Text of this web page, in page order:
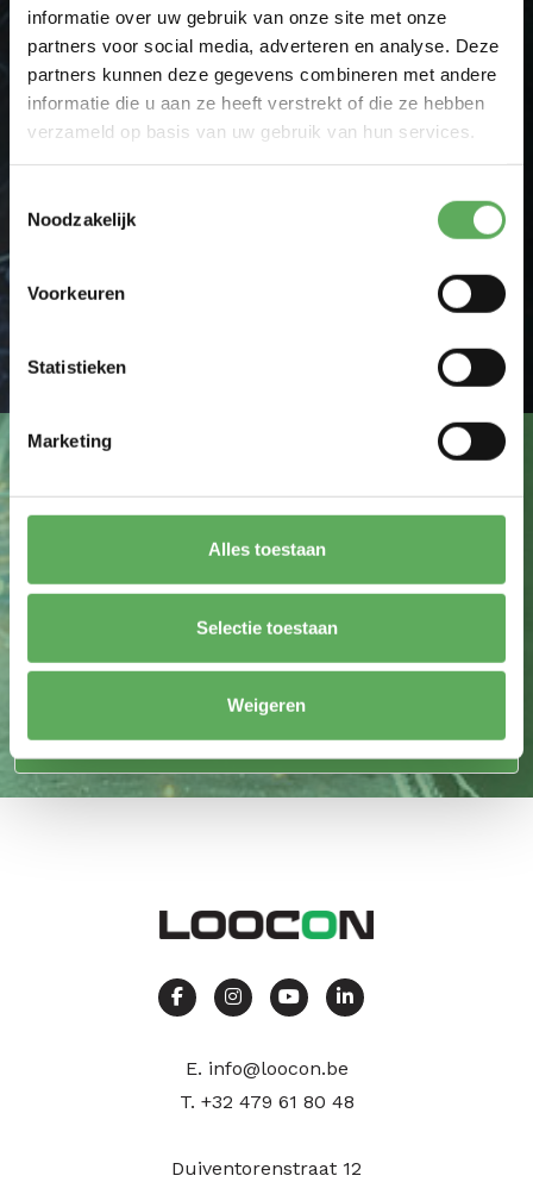
informatie over uw gebruik van onze site met onze
partners voor social media, adverteren en analyse. Deze
partners kunnen deze gegevens combineren met andere
informatie die u aan ze heeft verstrekt of die ze hebben
verzameld op basis van uw gebruik van hun services.
Noodzakelijk
Voorkeuren
Statistieken
Marketing
Alles toestaan
Selectie toestaan
Weigeren
Uw vraag
Maatwerk mogelijk
E. info@loocon.be
T. +32 479 61 80 48
Duiventorenstraat 12